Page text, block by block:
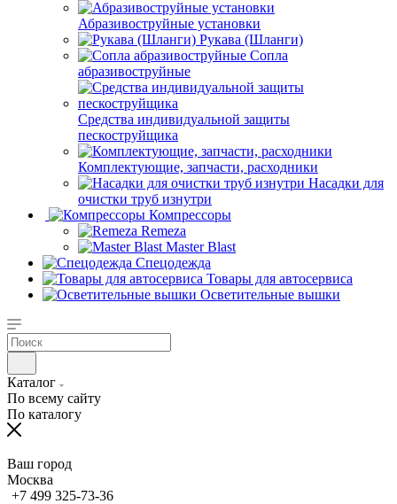
Абразивоструйные установки
Рукава (Шланги)
Сопла
абразивоструйные
Средства индивидуальной защиты
пескоструйщика
Комплектующие, запчасти, расходники
Насадки для
очистки труб изнутри
Компрессоры
Remeza
Master Blast
Спецодежда
Товары для автосервиса
Осветительные вышки
Каталог
По всему сайту
По каталогу
Ваш город
Москва
+7 499 325-73-36